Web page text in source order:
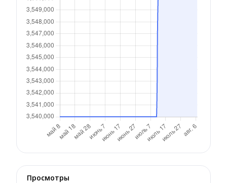
Просмотры